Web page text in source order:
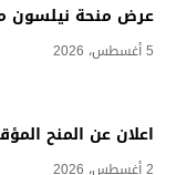
عرض منحة نيلسون
5 أغسطس، 2026
اعلان عن المنح المؤقت